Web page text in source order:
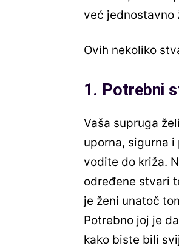
već jednostavno
Ovih nekoliko
1. Potrebni
Vaša supruga
uporna, sigurna
vodite do križa.
određene stvari
je ženi unatoč
Potrebno joj je
kako biste bili